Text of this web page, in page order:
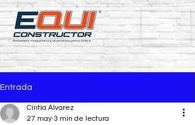
Entrada
Cintia Alvarez
27 may 3 min de lectura